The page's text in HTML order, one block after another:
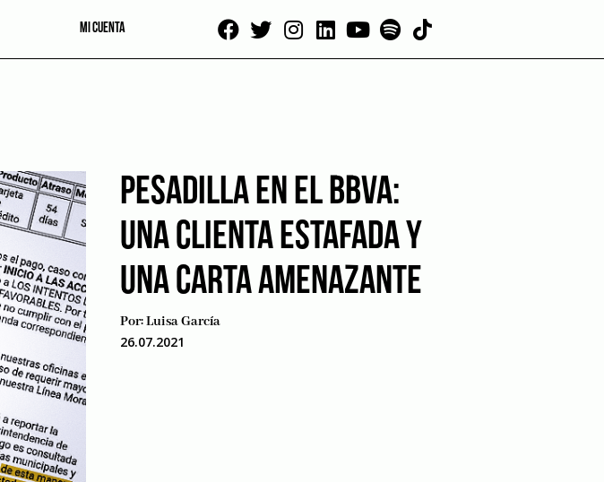
MI CUENTA
PESADILLA EN EL BBVA:
UNA CLIENTA ESTAFADA Y
UNA CARTA AMENAZANTE
Por:Luisa García
26.07.2021